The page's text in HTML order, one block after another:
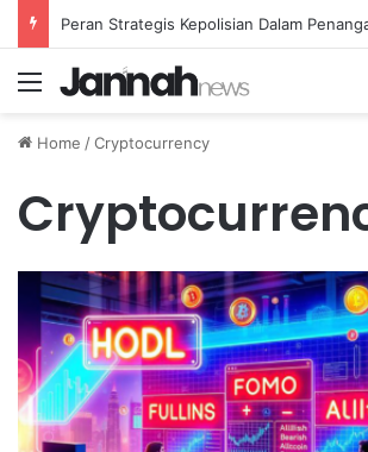
Menu
Home /Cryptocurrency